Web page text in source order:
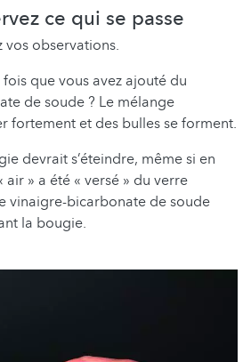
ce qui se passe
vos observations.
que vous avez ajouté du
de soude ? Le mélange
fortement et des bulles se forment.
devrait s’éteindre, même si en
air » a été « versé » du verre
vinaigre-bicarbonate de soude
la bougie.